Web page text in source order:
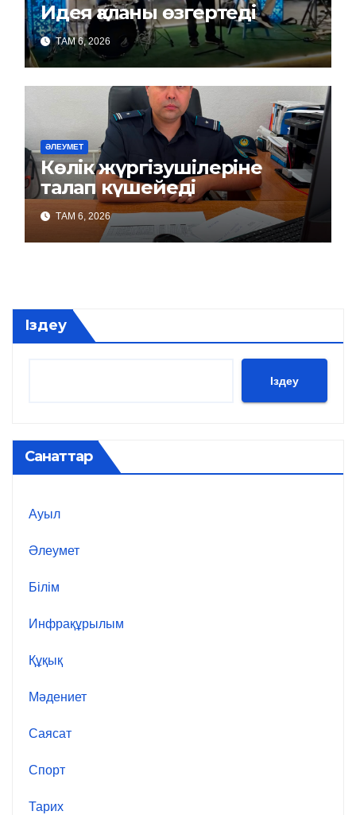
Идея қаланы өзгертеді
ТАМ 6, 2026
ӘЛЕУМЕТ
Көлік жүргізушілеріне
талап күшейеді
ТАМ 6, 2026
Іздеу
Іздеу
Санаттар
Ауыл
Әлеумет
Білім
Инфрақұрылым
Құқық
Мәдениет
Саясат
Спорт
Тарих